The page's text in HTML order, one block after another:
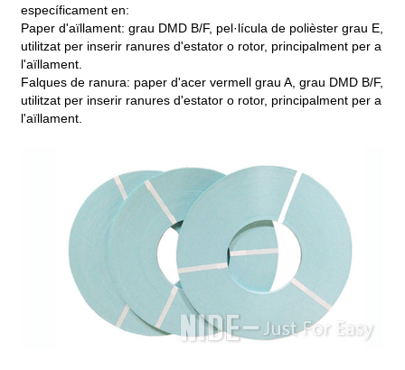
específicament en:
Paper d'aïllament: grau DMD B/F, pel·lícula de polièster grau E,
utilitzat per inserir ranures d'estator o rotor, principalment per a
l'aïllament.
Falques de ranura: paper d'acer vermell grau A, grau DMD B/F,
utilitzat per inserir ranures d'estator o rotor, principalment per a
l'aïllament.